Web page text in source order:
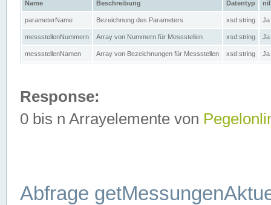
Name Beschreibung Datentyp nil
parameterName Bezeichnung des Parameters xsd:string Ja
messstellenNummern Array von Nummern für Messstellen xsd:string Ja
messstellenNamen Array von Bezeichnungen für Messstellen xsd:string Ja
Response:
0 bis n Arrayelemente von
Abfrage